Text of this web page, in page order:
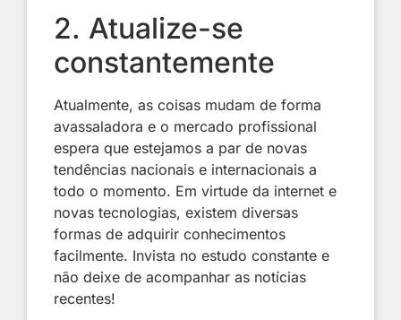
2. Atualize-se
constantemente
Atualmente, as coisas mudam de forma
avassaladora e o mercado profissional
espera que estejamos a par de novas
tendências nacionais e internacionais a
todo o momento. Em virtude da internet e
novas tecnologias, existem diversas
formas de adquirir conhecimentos
facilmente. Invista no estudo constante e
não deixe de acompanhar as notícias
recentes!